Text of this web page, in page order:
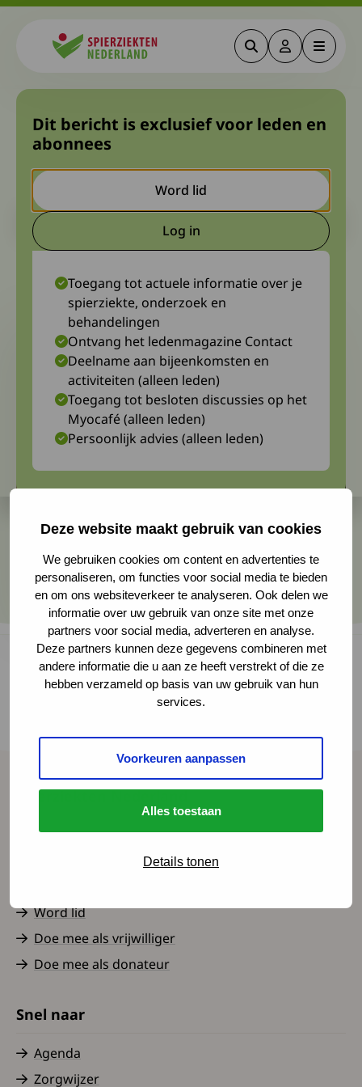
Deze website maakt gebruik van cookies
We gebruiken cookies om content en advertenties te
personaliseren, om functies voor social media te bieden
en om ons websiteverkeer te analyseren. Ook delen we
informatie over uw gebruik van onze site met onze
partners voor social media, adverteren en analyse.
Deze partners kunnen deze gegevens combineren met
andere informatie die u aan ze heeft verstrekt of die ze
hebben verzameld op basis van uw gebruik van hun
services.
Voorkeuren aanpassen
Alles toestaan
Details tonen
ZoekenDeze link
Menu
Blog Marloes:
gedachtenspinsels in de
achtertuin
Let op. Dit is een ouder bericht. Het kan zijn dat de inhoud niet
meer actueel is.
In de nieuwste blog van Marloes de Wit staat zij
werken heeft op haar leven.
Spierziekten Nederland
Contact
Word lid
Doe mee als vrijwilliger
Doe mee als donateur
Snel naar
Agenda
Zorgwijzer
Dit bericht is exclusief voor leden en
abonnees
Word lid
Log inDeze link gaat naar een
Toegang tot actuele informatie over je
spierziekte, onderzoek en
behandelingen
Ontvang het ledenmagazine Contact
Deelname aan bijeenkomsten en
activiteiten (alleen leden)
Toegang tot besloten discussies op het
Myocafé (alleen leden)
Persoonlijk advies (alleen leden)